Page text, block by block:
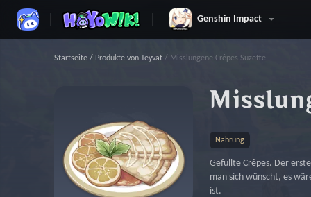
Genshin Impact
Startseite / Produkte von Teyvat / Misslungene Crêpes Suzette
Nahrung
Gefüllte Crêpes. Der
man sich wünscht, es
ist.